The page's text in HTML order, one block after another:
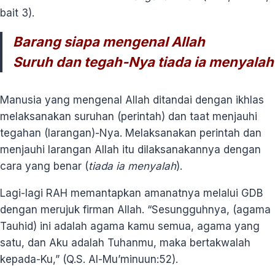
bait 3).
Barang siapa mengenal Allah
Suruh dan tegah-Nya tiada ia menyalah
Manusia yang mengenal Allah ditandai dengan ikhlas
melaksanakan suruhan (perintah) dan taat menjauhi
tegahan (larangan)-Nya. Melaksanakan perintah dan
menjauhi larangan Allah itu dilaksanakannya dengan
cara yang benar (tiada ia menyalah).
Lagi-lagi RAH memantapkan amanatnya melalui GDB
dengan merujuk firman Allah. “Sesungguhnya, (agama
Tauhid) ini adalah agama kamu semua, agama yang
satu, dan Aku adalah Tuhanmu, maka bertakwalah
kepada-Ku,” (Q.S. Al-Mu’minuun:52).